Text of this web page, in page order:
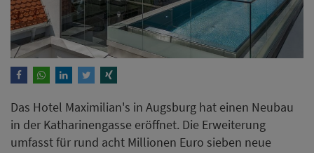
Das Hotel Maximilian's in Augsburg hat einen Neubau
in der Katharinengasse eröffnet. Die Erweiterung
umfasst für rund acht Millionen Euro sieben neue